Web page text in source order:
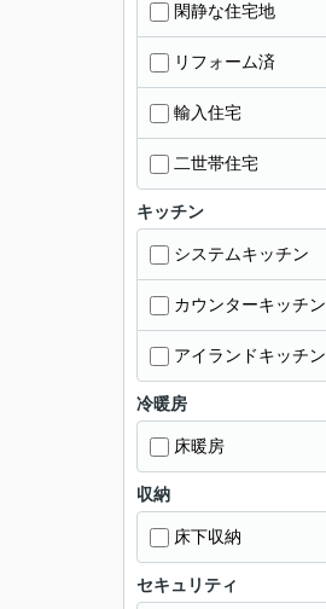
閑静な住宅地
リフォーム済
輸入住宅
二世帯住宅
キッチン
システムキッチン
カウンターキッチン
アイランドキッチン
冷暖房
床暖房
収納
床下収納
セキュリティ